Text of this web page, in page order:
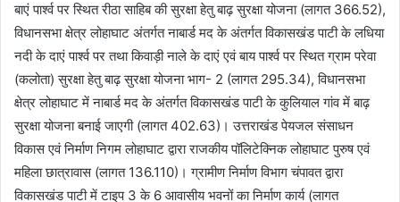
बाएं पार्श्व पर स्थित रीठा साहिब की सुरक्षा हेतु बाढ़ सुरक्षा योजना (लागत 366.52),
विधानसभा क्षेत्र लोहाघाट अंतर्गत नाबार्ड मद के अंतर्गत विकासखंड पाटी के लधिया
नदी के दाएं पार्श्व पर तथा किवाड़ी नाले के दाएं एवं बाय पार्श्व पर स्थित ग्राम परेवा
(कलोता) सुरक्षा हेतु बाढ़ सुरक्षा योजना भाग- 2 (लागत 295.34), विधानसभा
क्षेत्र लोहाघाट में नाबार्ड मद के अंतर्गत विकासखंड पाटी के कुलियाल गांव में बाढ़
सुरक्षा योजना बनाई जाएगी (लागत 402.63)। उत्तराखंड पेयजल संसाधन
विकास एवं निर्माण निगम लोहाघाट द्वारा राजकीय पॉलिटेक्निक लोहाघाट पुरुष एवं
महिला छात्रावास (लागत 136.110)। ग्रामीण निर्माण विभाग चंपावत द्वारा
विकासखंड पाटी में टाइप 3 के 6 आवासीय भवनों का निर्माण कार्य (लागत